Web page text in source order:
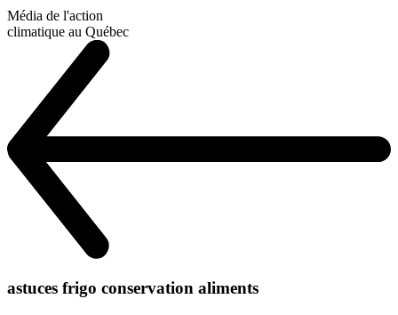
Média de l'action
climatique au Québec
astuces frigo conservation aliments